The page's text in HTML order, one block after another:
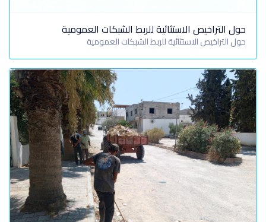
حول التراخيص الاستثائية للربط الشبكات العمومية
حول التراخيص الاستثائية للربط الشبكات العمومية